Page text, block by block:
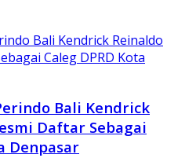
Bali Kendrick
Daftar Sebagai
Denpasar